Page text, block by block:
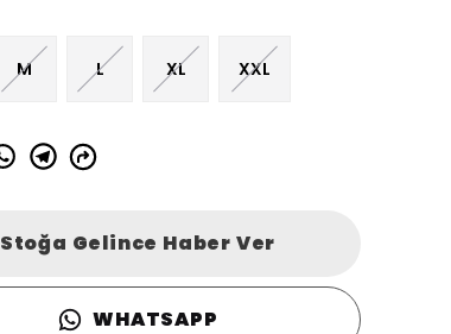
M L XL XXL
Stoğa Gelince Haber Ver
WHATSAPP